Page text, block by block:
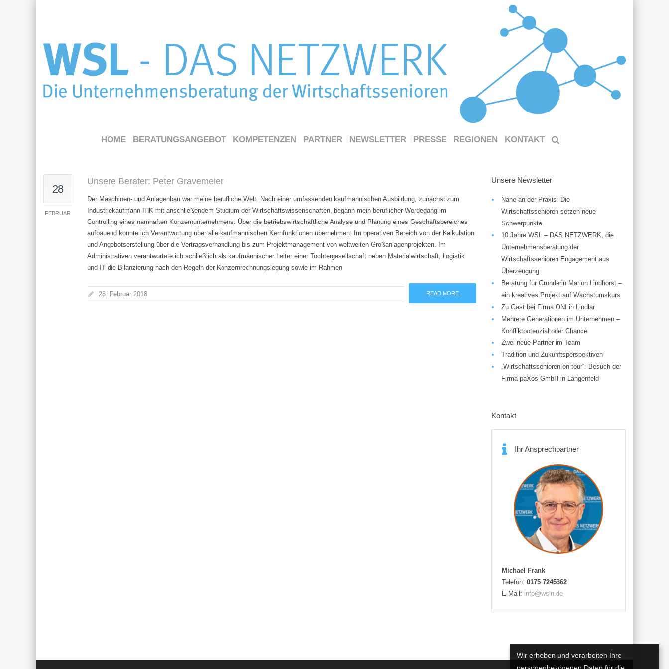
HOME BERATUNGSANGEBOT KOMPETENZEN PARTNER NEWSLETTER PRESSE REGIONEN KONTAKT
28
FEBRUAR
Unsere Berater: Peter Gravemeier
Der Maschinen- und Anlagenbau war meine berufliche Welt. Nach einer umfassenden kaufmännischen Ausbildung, zunächst zum
Industriekaufmann IHK mit anschließendem Studium der Wirtschaftswissenschaften, begann mein beruflicher Werdegang im
Controlling eines namhaften Konzernunternehmens. Über die betriebswirtschaftliche Analyse und Planung eines Geschäftsbereiches
aufbauend konnte ich Verantwortung über alle kaufmännischen Kernfunktionen übernehmen: Im operativen Bereich von der Kalkulation
und Angebotserstellung über die Vertragsverhandlung bis zum Projektmanagement von weltweiten Großanlagenprojekten. Im
Administrativen verantwortete ich schließlich als kaufmännischer Leiter einer Tochtergesellschaft neben Materialwirtschaft, Logistik
und IT die Bilanzierung nach den Regeln der Konzernrechnungslegung sowie im Rahmen
READ MORE
28. Februar 2018
Unsere Newsletter
Nahe an der Praxis: Die
Wirtschaftssenioren setzen neue
Schwerpunkte
10 Jahre WSL – DAS NETZWERK, die
Unternehmensberatung der
Wirtschaftssenioren Engagement aus
Überzeugung
Beratung für Gründerin Marion Lindhorst –
ein kreatives Projekt auf Wachstumskurs
Zu Gast bei Firma ONI in Lindlar
Mehrere Generationen im Unternehmen –
Konfliktpotenzial oder Chance
Zwei neue Partner im Team
Tradition und Zukunftsperspektiven
„Wirtschaftssenioren on tour“: Besuch der
Firma paXos GmbH in Langenfeld
Kontakt
Ihr Ansprechpartner
Michael Frank
Telefon: 0175 7245362
E-Mail: info@wsln.de
Wir erheben und verarbeiten Ihre